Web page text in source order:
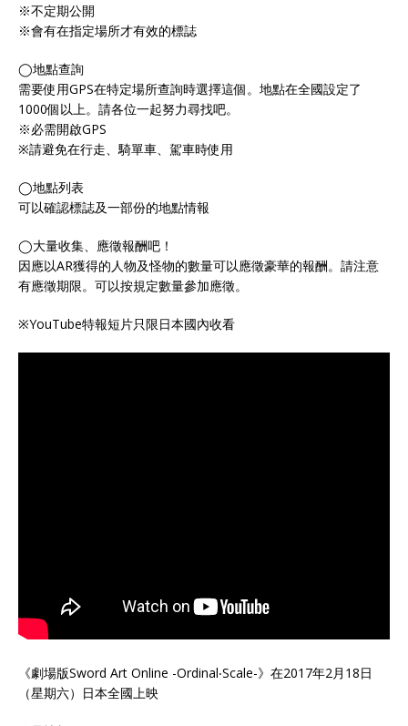
※不定期公開
※會有在指定場所才有效的標誌
◯地點查詢
需要使用GPS在特定場所查詢時選擇這個。地點在全國設定了
1000個以上。請各位一起努力尋找吧。
※必需開啟GPS
※請避免在行走、騎單車、駕車時使用
◯地點列表
可以確認標誌及一部份的地點情報
◯大量收集、應徵報酬吧！
因應以AR獲得的人物及怪物的數量可以應徵豪華的報酬。請注意
有應徵期限。可以按規定數量參加應徵。
※YouTube特報短片只限日本國內收看
《劇場版Sword Art Online -Ordinal‧Scale-》在2017年2月18日
（星期六）日本全國上映